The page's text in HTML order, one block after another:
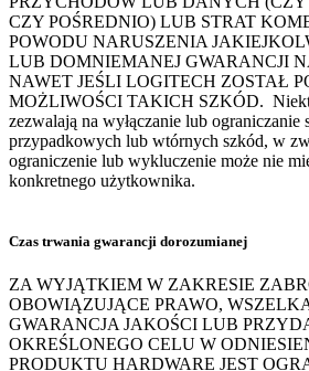
CZY POŚREDNIO) LUB STRAT
POWODU NARUSZENIA
LUB DOMNIEMANEJ GWARANCJI
NAWET JEŚLI LOGITECH ZOSTAŁ
MOŻLIWOŚCI TAKICH SZKÓD.
zezwalają na wyłączanie lub ograniczanie
przypadkowych lub wtórnych szkód, w
ograniczenie lub wykluczenie może nie
konkretnego użytkownika.
Czas trwania gwarancji dorozumianej
ZA WYJĄTKIEM W ZAKRESIE
OBOWIĄZUJĄCE PRAWO,
GWARANCJA JAKOŚCI LUB
OKREŚLONEGO CELU W
PRODUKTU HARDWARE JEST